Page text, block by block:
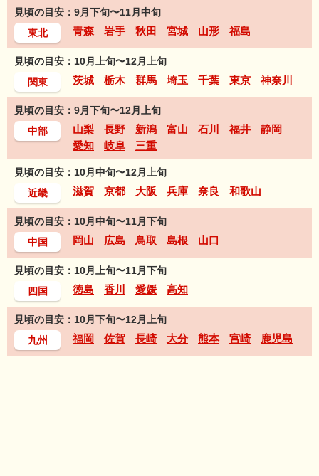
見頃の目安：9月下旬〜11月中旬
東北
青森 岩手 秋田 宮城 山形 福島
見頃の目安：10月上旬〜12月上旬
関東
茨城 栃木 群馬 埼玉 千葉 東京 神奈川
見頃の目安：9月下旬〜12月上旬
中部
山梨 長野 新潟 富山 石川 福井
静岡
愛知
岐阜 三重
見頃の目安：10月中旬〜12月上旬
近畿
滋賀 京都 大阪 兵庫 奈良 和歌山
見頃の目安：10月中旬〜11月下旬
中国
岡山 広島 鳥取 島根 山口
見頃の目安：10月上旬〜11月下旬
四国
徳島 香川 愛媛 高知
見頃の目安：10月下旬〜12月上旬
九州
福岡 佐賀 長崎 大分 熊本 宮崎 鹿児島